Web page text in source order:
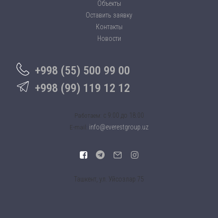
Объекты
Оставить заявку
Контакты
Новости
+998 (55) 500 99 00
+998 (99) 119 12 12
Работаем: c 9:00 до 18:00
E-mail: info@everestgroup.uz
Ташкент, ул. Уйсозлар 75